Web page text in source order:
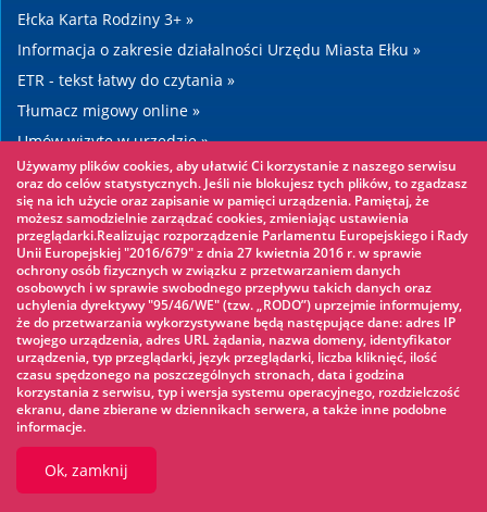
Ełcka Karta Rodziny 3+ »
Informacja o zakresie działalności Urzędu Miasta Ełku »
ETR - tekst łatwy do czytania »
Tłumacz migowy online »
Umów wizytę w urzędzie »
Drogi »
Warto zobaczyć
Park linowy »
Park Wodny »
Lodowisko »
KINOECK »
Muzeum »
© 2026 UM Ełk
Używamy plików cookies, aby ułatwić Ci korzystanie z naszego serwisu
oraz do celów statystycznych. Jeśli nie blokujesz tych plików, to zgadzasz
się na ich użycie oraz zapisanie w pamięci urządzenia. Pamiętaj, że
możesz samodzielnie zarządzać cookies, zmieniając ustawienia
przeglądarki.Realizując rozporządzenie Parlamentu Europejskiego i Rady
Unii Europejskiej "2016/679" z dnia 27 kwietnia 2016 r. w sprawie
ochrony osób fizycznych w związku z przetwarzaniem danych
osobowych i w sprawie swobodnego przepływu takich danych oraz
uchylenia dyrektywy "95/46/WE" (tzw. „RODO”) uprzejmie informujemy,
że do przetwarzania wykorzystywane będą następujące dane: adres IP
twojego urządzenia, adres URL żądania, nazwa domeny, identyfikator
urządzenia, typ przeglądarki, język przeglądarki, liczba kliknięć, ilość
czasu spędzonego na poszczególnych stronach, data i godzina
korzystania z serwisu, typ i wersja systemu operacyjnego, rozdzielczość
ekranu, dane zbierane w dziennikach serwera, a także inne podobne
informacje.
Ok, zamknij